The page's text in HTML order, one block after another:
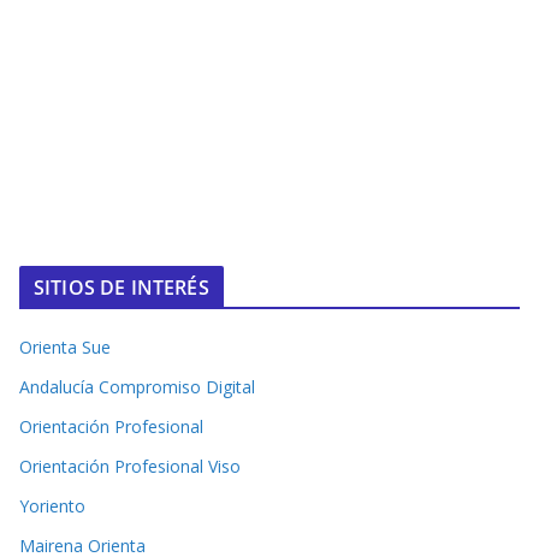
SITIOS DE INTERÉS
Orienta Sue
Andalucía Compromiso Digital
Orientación Profesional
Orientación Profesional Viso
Yoriento
Mairena Orienta